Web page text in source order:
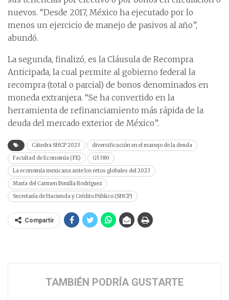
nuevos. “Desde 2017, México ha ejecutado por lo
menos un ejercicio de manejo de pasivos al año”,
abundó.
La segunda, finalizó, es la Cláusula de Recompra
Anticipada, la cual permite al gobierno federal la
recompra (total o parcial) de bonos denominados en
moneda extranjera. “Se ha convertido en la
herramienta de refinanciamiento más rápida de la
deuda del mercado exterior de México”.
Cátedra SHCP 2023
diversificación en el manejo de la deuda
Facultad de Economía (FE)
G5380
La economía mexicana ante los retos globales del 2023
María del Carmen Bonilla Rodríguez
Secretaría de Hacienda y Crédito Público (SHCP)
Compartir
TAMBIÉN PODRÍA GUSTARTE